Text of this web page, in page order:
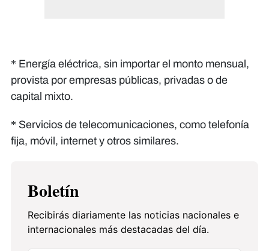
* Energía eléctrica, sin importar el monto mensual,
provista por empresas públicas, privadas o de
capital mixto.
* Servicios de telecomunicaciones, como telefonía
fija, móvil, internet y otros similares.
Boletín
Recibirás diariamente las noticias nacionales e
internacionales más destacadas del día.